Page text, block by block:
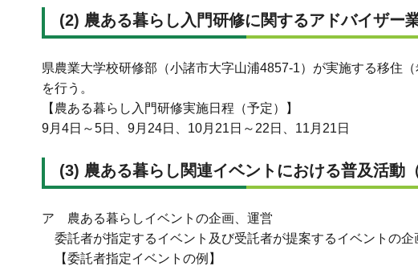
(2) 農ある暮らし入門研修に関するアドバイザー
県農業大学校研修部（小諸市大字山浦4857-1）が実施する移住
を行う。
【農ある暮らし入門研修実施日程（予定）】
9月4日～5日、9月24日、10月21日～22日、11月21日
(3) 農ある暮らし関連イベントにおける普及活動
ア 農ある暮らしイベントの企画、運営
委託者が指定するイベント及び受託者が提案するイベントの企
【委託者指定イベントの例】